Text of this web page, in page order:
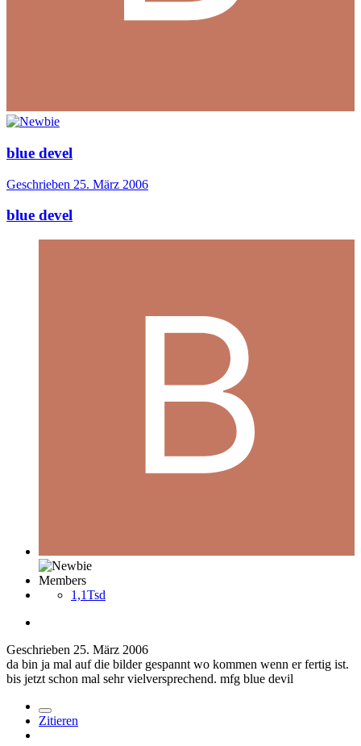
blue devel
Geschrieben 25. März 2006
blue devel
Members
1,1Tsd
Geschrieben 25. März 2006
da bin ja mal auf die bilder gespannt wo kommen wenn er fertig ist.
bis jetzt schon mal sehr vielversprechend. mfg blue devil
Zitieren